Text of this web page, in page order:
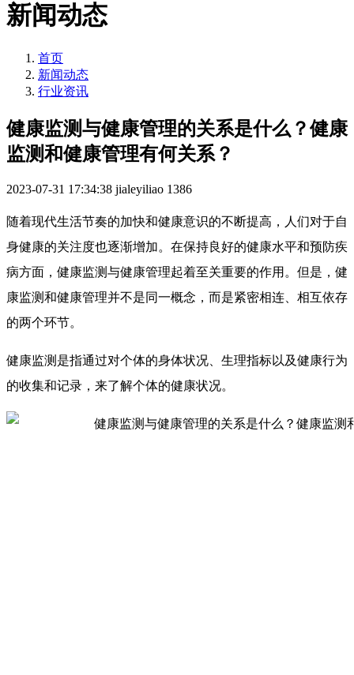
新闻动态
首页
新闻动态
行业资讯
健康监测与健康管理的关系是什么？健康
监测和健康管理有何关系？
2023-07-31 17:34:38 jialeyiliao 1386
随着现代生活节奏的加快和健康意识的不断提高，人们对于自
身健康的关注度也逐渐增加。在保持良好的健康水平和预防疾
病方面，健康监测与健康管理起着至关重要的作用。但是，健
康监测和健康管理并不是同一概念，而是紧密相连、相互依存
的两个环节。
健康监测是指通过对个体的身体状况、生理指标以及健康行为
的收集和记录，来了解个体的健康状况。